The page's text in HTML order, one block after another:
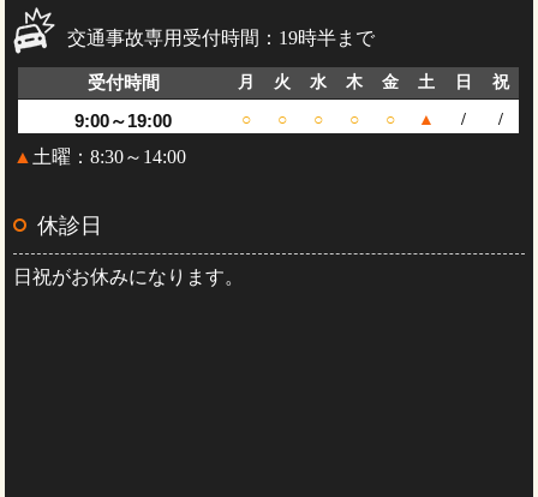
交通事故専用受付時間：19時半まで
受付時間 月 火 水 木 金 土 日 祝
9:00～19:00 ○ ○ ○ ○ ○ ▲ / /
▲ 土曜：8:30～14:00
休診日
日祝がお休みになります。